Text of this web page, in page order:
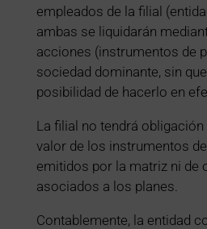
empleados de la filial
ambas se liquidarán
acciones (instrumentos de
sociedad dominante, sin
posibilidad de hacerlo en
La filial no tendrá
valor de los instrumentos
emitidos por la matriz ni de
asociados a los planes.
Contablemente, la entidad